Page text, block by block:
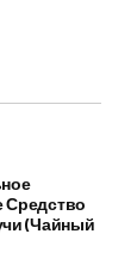
Средство
(чайный